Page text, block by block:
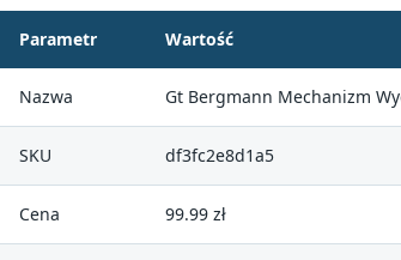
Parametr Wartość
Nazwa Gt Bergmann Mechanizm
SKU df3fc2e8d1a5
Cena 99.99 zł